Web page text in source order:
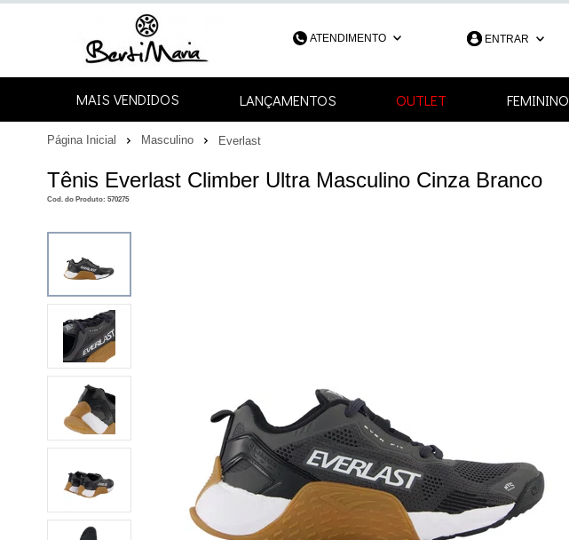
ATENDIMENTO
(48) 3052-4390
48991253418
ENTRAR
MAIS VENDIDOS LANÇAMENTOS OUTLET FEMININO
Página Inicial Masculino Everlast
Tênis Everlast Climber Ultra Masculino Cinza Branco
Cod. do Produto: 570275